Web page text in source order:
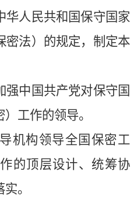
人民共和国保守国家
密法）的规定，制定本
中国共产党对保守国
工作的领导。
机构领导全国保密工
的顶层设计、统筹协
。